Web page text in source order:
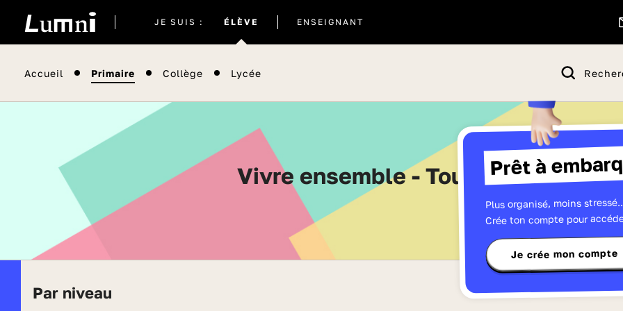
JE SUIS : ÉLÈVE
actuel
ENSEIGNANT
Accueil Primaire Collège Lycée
Prêt à
Plus organisé, moins
Crée ton compte pour
Je crée mon compte
Vivre ensemble - Toutes les séries
Par niveau